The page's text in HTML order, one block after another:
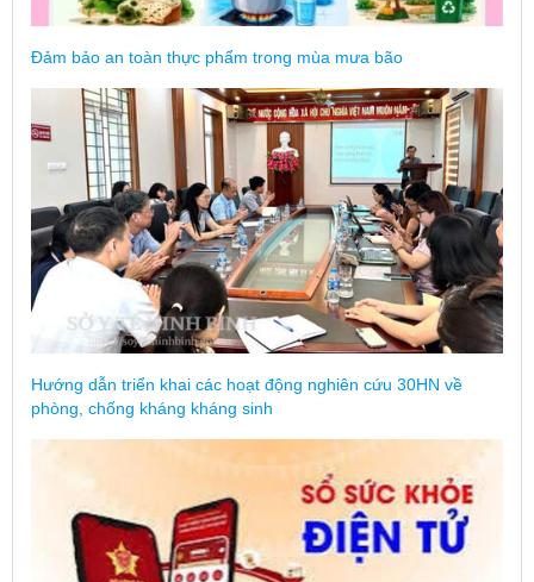
Đảm bảo an toàn thực phẩm trong mùa mưa bão
Hướng dẫn triển khai các hoạt động nghiên cứu 30HN về
phòng, chống kháng kháng sinh